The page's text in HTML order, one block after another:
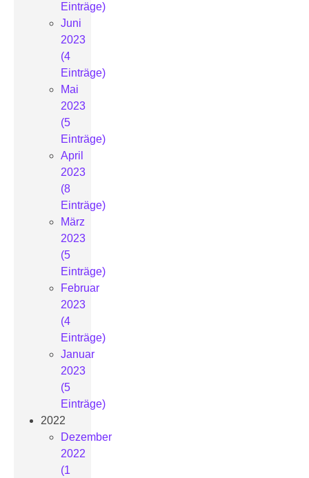
Einträge)
Juni
2023
(4
Einträge)
Mai
2023
(5
Einträge)
April
2023
(8
Einträge)
März
2023
(5
Einträge)
Februar
2023
(4
Einträge)
Januar
2023
(5
Einträge)
2022
Dezember
2022
(1